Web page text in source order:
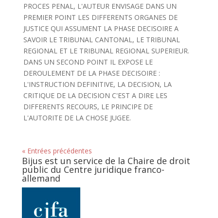
PROCES PENAL, L'AUTEUR ENVISAGE DANS UN
PREMIER POINT LES DIFFERENTS ORGANES DE
JUSTICE QUI ASSUMENT LA PHASE DECISOIRE A
SAVOIR LE TRIBUNAL CANTONAL, LE TRIBUNAL
REGIONAL ET LE TRIBUNAL REGIONAL SUPERIEUR.
DANS UN SECOND POINT IL EXPOSE LE
DEROULEMENT DE LA PHASE DECISOIRE :
L'INSTRUCTION DEFINITIVE, LA DECISION, LA
CRITIQUE DE LA DECISION C'EST A DIRE LES
DIFFERENTS RECOURS, LE PRINCIPE DE
L'AUTORITE DE LA CHOSE JUGEE.
« Entrées précédentes
Bijus est un service de la Chaire de droit
public du Centre juridique franco-
allemand